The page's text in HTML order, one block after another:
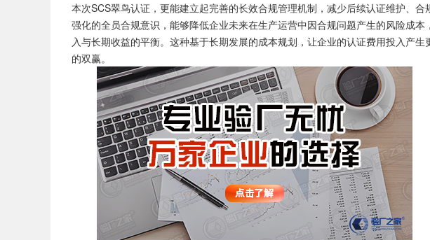
本次SCS翠鸟认证，更能建立起完善的长效合规管理机制，减少后续认证维护、合
强化的全员合规意识，能够降低企业未来在生产运营中因合规问题产生的风险成
入与长期收益的平衡。这种基于长期发展的成本规划，让企业的认证费用投入产
的双赢。